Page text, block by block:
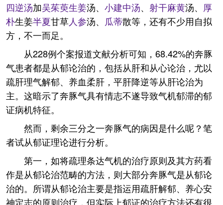
四逆汤加吴茱萸生姜汤、 小建中汤、 射干麻黄汤、 厚
朴生姜半夏甘草人参汤、 瓜蒂散等，还有不少用自拟
方，不一而足。
从228例个案报道文献分析可知，68.42%的奔豚
气患者都是从郁论治的，包括从肝和从心论治，尤以
疏肝理气解郁、养血柔肝，平肝降逆等从肝论治为
主。这暗示了奔豚气具有情志不遂导致气机郁滞的郁
证病机特征。
然而，剩余三分之一奔豚气的病因是什么呢？笔
者试从郁证理论进行分析。
第一，如将疏理条达气机的治疗原则及其方药看
作是从郁论治范畴的方法，则大部分奔豚气是从郁论
治的。所谓从郁论治主要是指运用疏肝解郁、养心安
神定志的原则治疗，但实际上郁证的治疗方法还有很